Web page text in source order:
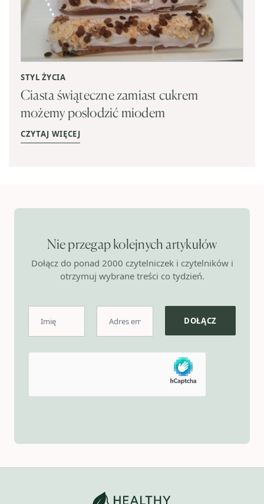
STYL ŻYCIA
Ciasta świąteczne zamiast cukrem
możemy posłodzić miodem
CZYTAJ WIĘCEJ
Nie przegap kolejnych artykułów
Dołącz do ponad 2000 czytelniczek i czytelników i
otrzymuj wybrane treści co tydzień.